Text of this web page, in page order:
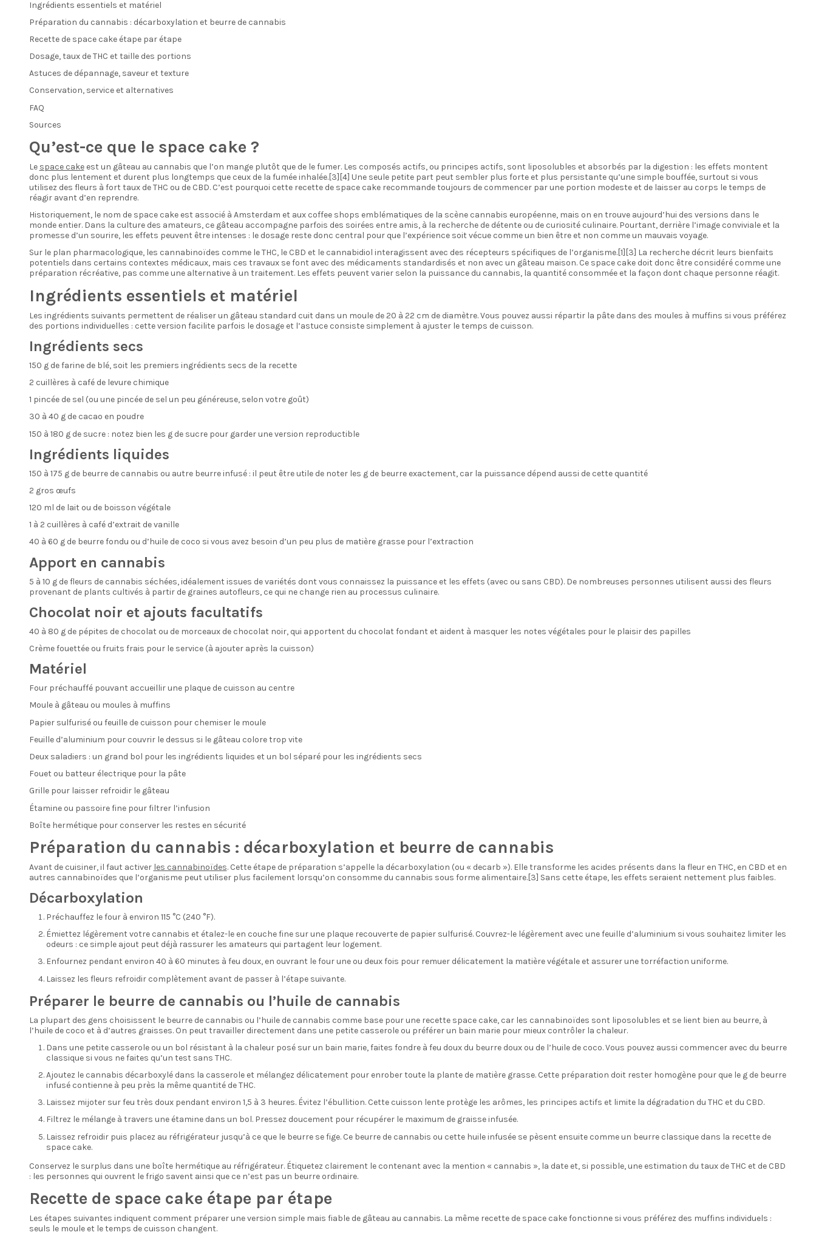
Ingrédients essentiels et matériel
Préparation du cannabis : décarboxylation et beurre de cannabis
Recette de space cake étape par étape
Dosage, taux de THC et taille des portions
Astuces de dépannage, saveur et texture
Conservation, service et alternatives
FAQ
Sources
Qu’est-ce que le space cake ?
Le space cakeest un gâteau au cannabis que l’on mange plutôt que de le fumer. Les composés actifs, ou principes actifs, sont liposolubles et absorbés par la digestion : les effets montent
donc plus lentement et durent plus longtemps que ceux de la fumée inhalée.[3][4] Une seule petite part peut sembler plus forte et plus persistante qu’une simple bouffée, surtout si vous
utilisez des fleurs à fort taux de THC ou de CBD. C’est pourquoi cette recette de space cake recommande toujours de commencer par une portion modeste et de laisser au corps le temps de
réagir avant d’en reprendre.
Historiquement, le nom de space cake est associé à Amsterdam et aux coffee shops emblématiques de la scène cannabis européenne, mais on en trouve aujourd’hui des versions dans le
monde entier. Dans la culture des amateurs, ce gâteau accompagne parfois des soirées entre amis, à la recherche de détente ou de curiosité culinaire. Pourtant, derrière l’image conviviale et la
promesse d’un sourire, les effets peuvent être intenses : le dosage reste donc central pour que l’expérience soit vécue comme un bien être et non comme un mauvais voyage.
Sur le plan pharmacologique, les cannabinoïdes comme le THC, le CBD et le cannabidiol interagissent avec des récepteurs spécifiques de l’organisme.[1][3] La recherche décrit leurs bienfaits
potentiels dans certains contextes médicaux, mais ces travaux se font avec des médicaments standardisés et non avec un gâteau maison. Ce space cake doit donc être considéré comme une
préparation récréative, pas comme une alternative à un traitement. Les effets peuvent varier selon la puissance du cannabis, la quantité consommée et la façon dont chaque personne réagit.
Ingrédients essentiels et matériel
Les ingrédients suivants permettent de réaliser un gâteau standard cuit dans un moule de 20 à 22 cm de diamètre. Vous pouvez aussi répartir la pâte dans des moules à muffins si vous préférez
des portions individuelles : cette version facilite parfois le dosage et l’astuce consiste simplement à ajuster le temps de cuisson.
Ingrédients secs
150 g de farine de blé, soit les premiers ingrédients secs de la recette
2 cuillères à café de levure chimique
1 pincée de sel (ou une pincée de sel un peu généreuse, selon votre goût)
30 à 40 g de cacao en poudre
150 à 180 g de sucre : notez bien les g de sucre pour garder une version reproductible
Ingrédients liquides
150 à 175 g de beurre de cannabis ou autre beurre infusé : il peut être utile de noter les g de beurre exactement, car la puissance dépend aussi de cette quantité
2 gros œufs
120 ml de lait ou de boisson végétale
1 à 2 cuillères à café d’extrait de vanille
40 à 60 g de beurre fondu ou d’huile de coco si vous avez besoin d’un peu plus de matière grasse pour l’extraction
Apport en cannabis
5 à 10 g de fleurs de cannabis séchées, idéalement issues de variétés dont vous connaissez la puissance et les effets (avec ou sans CBD). De nombreuses personnes utilisent aussi des fleurs
provenant de plants cultivés à partir de graines autofleurs, ce qui ne change rien au processus culinaire.
Chocolat noir et ajouts facultatifs
40 à 80 g de pépites de chocolat ou de morceaux de chocolat noir, qui apportent du chocolat fondant et aident à masquer les notes végétales pour le plaisir des papilles
Crème fouettée ou fruits frais pour le service (à ajouter après la cuisson)
Matériel
Four préchauffé pouvant accueillir une plaque de cuisson au centre
Moule à gâteau ou moules à muffins
Papier sulfurisé ou feuille de cuisson pour chemiser le moule
Feuille d’aluminium pour couvrir le dessus si le gâteau colore trop vite
Deux saladiers : un grand bol pour les ingrédients liquides et un bol séparé pour les ingrédients secs
Fouet ou batteur électrique pour la pâte
Grille pour laisser refroidir le gâteau
Étamine ou passoire fine pour filtrer l’infusion
Boîte hermétique pour conserver les restes en sécurité
Préparation du cannabis : décarboxylation et beurre de cannabis
Avant de cuisiner, il faut activer les cannabinoïdes. Cette étape de préparation s’appelle la décarboxylation (ou « decarb »). Elle transforme les acides présents dans la fleur en THC, en CBD et en
autres cannabinoïdes que l’organisme peut utiliser plus facilement lorsqu’on consomme du cannabis sous forme alimentaire.[3] Sans cette étape, les effets seraient nettement plus faibles.
Décarboxylation
Préchauffez le four à environ 115 °C (240 °F).
Émiettez légèrement votre cannabis et étalez-le en couche fine sur une plaque recouverte de papier sulfurisé. Couvrez-le légèrement avec une feuille d’aluminium si vous souhaitez limiter les
odeurs : ce simple ajout peut déjà rassurer les amateurs qui partagent leur logement.
Enfournez pendant environ 40 à 60 minutes à feu doux, en ouvrant le four une ou deux fois pour remuer délicatement la matière végétale et assurer une torréfaction uniforme.
Laissez les fleurs refroidir complètement avant de passer à l’étape suivante.
Préparer le beurre de cannabis ou l’huile de cannabis
La plupart des gens choisissent le beurre de cannabis ou l’huile de cannabis comme base pour une recette space cake, car les cannabinoïdes sont liposolubles et se lient bien au beurre, à
l’huile de coco et à d’autres graisses. On peut travailler directement dans une petite casserole ou préférer un bain marie pour mieux contrôler la chaleur.
Dans une petite casserole ou un bol résistant à la chaleur posé sur un bain marie, faites fondre à feu doux du beurre doux ou de l’huile de coco. Vous pouvez aussi commencer avec du beurre
classique si vous ne faites qu’un test sans THC.
Ajoutez le cannabis décarboxylé dans la casserole et mélangez délicatement pour enrober toute la plante de matière grasse. Cette préparation doit rester homogène pour que le g de beurre
infusé contienne à peu près la même quantité de THC.
Laissez mijoter sur feu très doux pendant environ 1,5 à 3 heures. Évitez l’ébullition. Cette cuisson lente protège les arômes, les principes actifs et limite la dégradation du THC et du CBD.
Filtrez le mélange à travers une étamine dans un bol. Pressez doucement pour récupérer le maximum de graisse infusée.
Laissez refroidir puis placez au réfrigérateur jusqu’à ce que le beurre se fige. Ce beurre de cannabis ou cette huile infusée se pèsent ensuite comme un beurre classique dans la recette de
space cake.
Conservez le surplus dans une boîte hermétique au réfrigérateur. Étiquetez clairement le contenant avec la mention « cannabis », la date et, si possible, une estimation du taux de THC et de CBD
: les personnes qui ouvrent le frigo savent ainsi que ce n’est pas un beurre ordinaire.
Recette de space cake étape par étape
Les étapes suivantes indiquent comment préparer une version simple mais fiable de gâteau au cannabis. La même recette de space cake fonctionne si vous préférez des muffins individuels :
seuls le moule et le temps de cuisson changent.